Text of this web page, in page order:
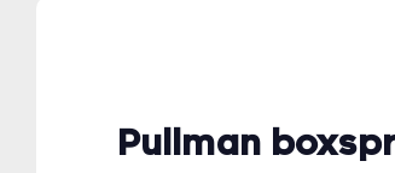
Pullman